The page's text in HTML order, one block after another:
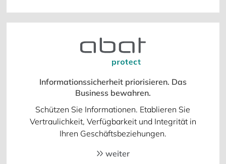
Informationssicherheit priorisieren. Das
Business bewahren.
Schützen Sie Informationen. Etablieren Sie
Vertraulichkeit, Verfügbarkeit und Integrität in
Ihren Geschäftsbeziehungen.
weiter